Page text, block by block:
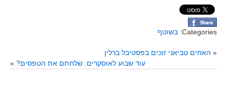
Categories: בשוטף
« האחים טביאני זוכים בפסטיבל ברלין
עוד שבוע לאוסקרים: שלחתם את הטפסים? »